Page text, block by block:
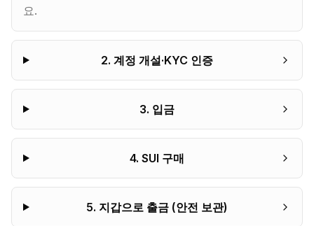
요.
2.계정 개설·KYC 인증
3. 입금
4.SUI 구매
5. 지갑으로 출금 (안전 보관)